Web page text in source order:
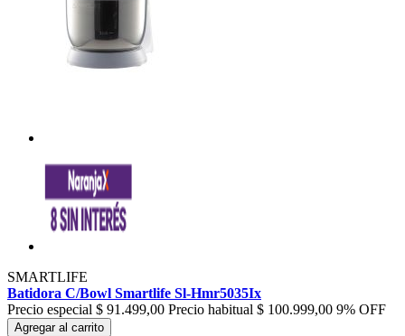
SMARTLIFE
Batidora C/Bowl Smartlife Sl-Hmr5035Ix
Precio especial $ 91.499,00 Precio habitual $ 100.999,00 9% OFF
Agregar al carrito